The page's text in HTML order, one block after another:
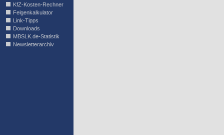
KfZ-Kosten-Rechner
Felgenkalkulator
Link-Tipps
Downloads
MBSLK.de-Statistik
Newsletterarchiv